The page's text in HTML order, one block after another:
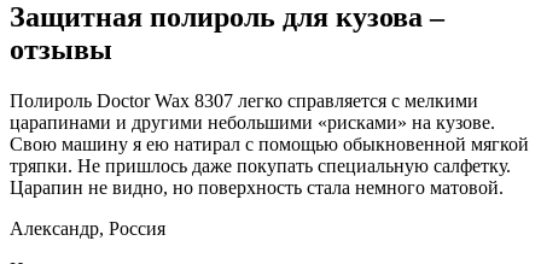
Защитная полироль для кузова –
отзывы
Полироль Doctor Wax 8307 легко справляется с мелкими
царапинами и другими небольшими «рисками» на кузове.
Свою машину я ею натирал с помощью обыкновенной мягкой
тряпки. Не пришлось даже покупать специальную салфетку.
Царапин не видно, но поверхность стала немного матовой.
Александр, Россия